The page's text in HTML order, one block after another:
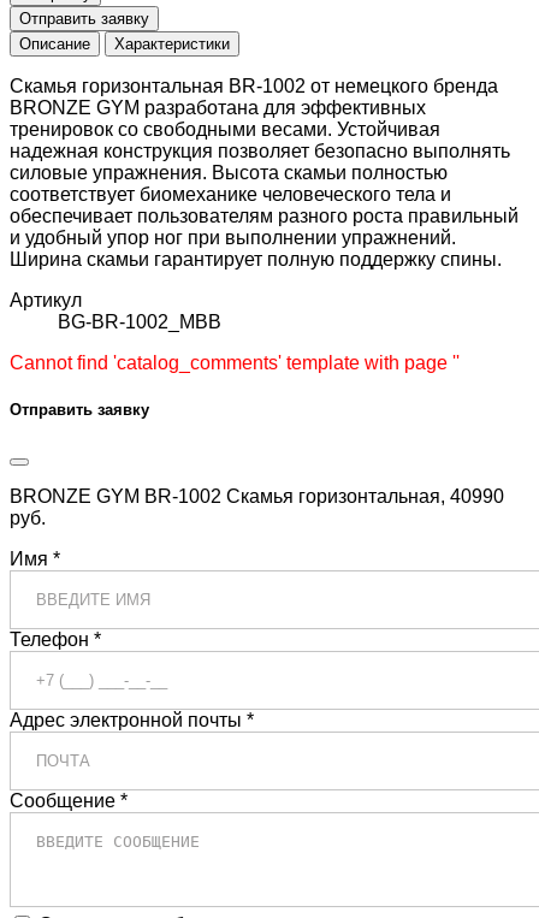
Отправить заявку
Описание
Характеристики
Скамья горизонтальная BR-1002 от немецкого бренда
BRONZE GYM разработана для эффективных
тренировок со свободными весами. Устойчивая
надежная конструкция позволяет безопасно выполнять
силовые упражнения. Высота скамьи полностью
соответствует биомеханике человеческого тела и
обеспечивает пользователям разного роста правильный
и удобный упор ног при выполнении упражнений.
Ширина скамьи гарантирует полную поддержку спины.
Артикул
BG-BR-1002_MBB
Cannot find 'catalog_comments' template with page ''
Отправить заявку
BRONZE GYM BR-1002 Скамья горизонтальная, 40990
руб.
Имя *
Телефон *
Адрес электронной почты *
Сообщение *